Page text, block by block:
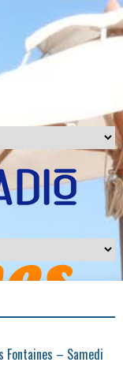
Fontaines – Samedi